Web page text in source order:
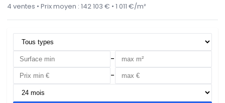
4 ventes • Prix moyen : 142 103 € • 1 011 €/m²
-
-